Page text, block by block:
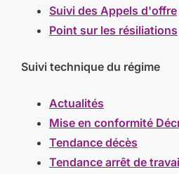
Suivi des Appels d'offre
Point sur les résiliations
Suivi technique du régime
Actualités
Mise en conformité
Tendance décès
Tendance arrêt de